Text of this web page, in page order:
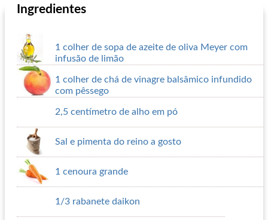
Ingredientes
1 colher de sopa de azeite de oliva Meyer com
infusão de limão
1 colher de chá de vinagre balsâmico infundido
com pêssego
2,5 centímetro de alho em pó
Sal e pimenta do reino a gosto
1 cenoura grande
1/3 rabanete daikon